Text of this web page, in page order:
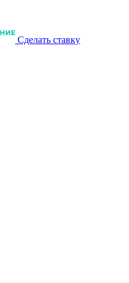
Сделать ставку